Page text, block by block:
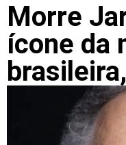
Morre
ícone da